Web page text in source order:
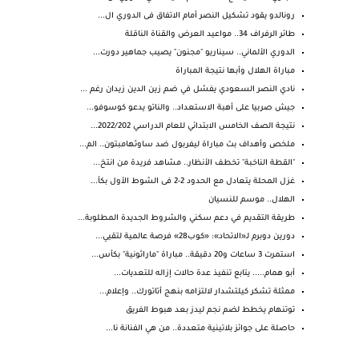
رونالدو يقود تشكيل النصر أمام الاتفاق فى الدوري ال...
طائر الرفراف 34.. مواعيد العرض والقناة الناقلة
الدوري الألماني.. سيناريو "مجنون" يصيب جماهير دورت...
مباراة الهلال وأبها نتيجة المباراة
نادي النصر السعودي يفشل في ضم زين الدين زيدان رغم ...
جيش صربيا على أهبة الاستعداد.. والناتو يدعو كوسوفو...
نتيجة الصف الخامس الابتدائي للعام الدراسي 2022/202...
ملخص وأهداف بث مباراة ليفربول ضد ساوثهامبتون.. الم...
"القطة الناخبة" تخطف الأنظار.. مشاهد فريدة من انتخ...
غزل المحلة يتعادل مع الحدود 2-2 فى الشوط الأول بكأ...
الهلال.. موسم للنسيان
طريقة التقديم في دعم سكني والشروط الجديدة المطلوبة...
دورين دوبرم لـ«الاتحاد»: «كوب28» فرصة عالمية لتقيي...
استمرت 3 ساعات و20 دقيقة.. مباراة "ماراثونية" بكأس...
أبو همام..... يتابع تنفيذ عدة حالات إزاله للتعديات...
ممثلة تشكر كيلتشدار لالتزامه بنهج أتاتورك.. وإعلام...
توتنهام يخطط لضم نجم ليدز بعد هبوط الفريق
حاصلة على جوائز بلاتينية متعددة.. من هي الفنانة نا...